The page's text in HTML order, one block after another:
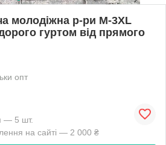
молодіжна р-ри M-3XL
гуртом від прямого
опт
— 5 шт.
на сайті — 2 000 ₴